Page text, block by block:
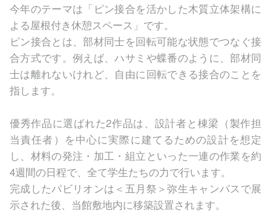
今年のテーマは「ピン接合を活かした木質立体架構に
よる屋根付き休憩スペース」です。
ピン接合とは、部材同士を回転可能な状態でつなぐ接
合方式です。例えば、ハサミや蝶番のように、部材同
士は離れないけれど、自由に回転できる接合のことを
指します。
優秀作品に選ばれた2作品は、設計者と棟梁（製作担
当責任者）を中心に実際に建てるための設計を想定
し、材料の発注・加工・組立といった一連の作業を約
4週間の日程で、全て学生たちの力で行います。
完成したパビリオンは＜五月祭＞弥生キャンパスで展
示された後、当館敷地内に移築設置されます。